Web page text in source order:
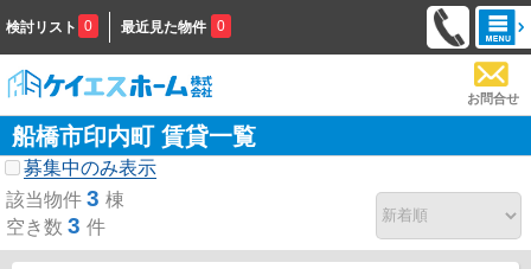
検討リスト 0 最近見た物件 0
お問合せ
船橋市印内町 賃貸一覧
募集中のみ表示
該当物件 3 棟
空き数 3 件